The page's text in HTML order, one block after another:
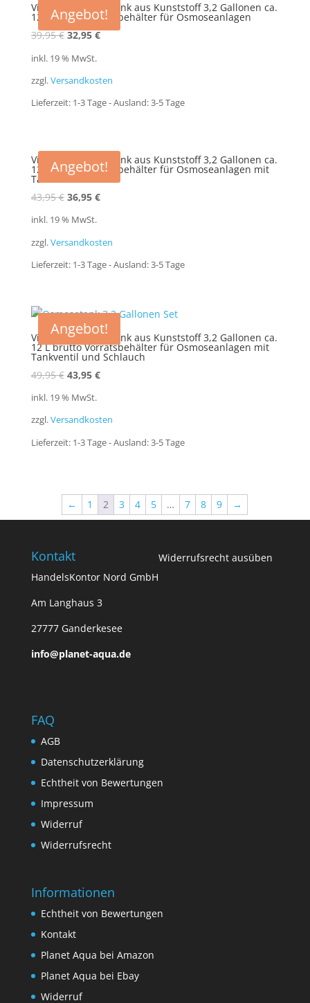
Angebot!
VivaQuell Wassertank aus Kunststoff 3,2 Gallonen ca.
12 L brutto Vorratsbehälter für Osmoseanlagen
39,95€Ursprünglicher
39,95 €
32,95 €Aktueller
32,95 €.
inkl. 19 % MwSt.
zzgl.Versandkosten
Lieferzeit: 1-3 Tage - Ausland: 3-5 Tage
Angebot!
VivaQuell Wassertank aus Kunststoff 3,2 Gallonen ca.
12 L brutto Vorratsbehälter für Osmoseanlagen mit
Tankventil
43,95€ Ursprünglicher
43,95 €
36,95 €Aktueller
36,95 €.
inkl. 19 % MwSt.
zzgl.Versandkosten
Lieferzeit: 1-3 Tage - Ausland: 3-5 Tage
Angebot!
VivaQuell Wassertank aus Kunststoff 3,2 Gallonen ca.
12 L brutto Vorratsbehälter für Osmoseanlagen mit
Tankventil und Schlauch
49,95€ Ursprünglicher
49,95 €
43,95 €Aktueller
43,95 €.
inkl. 19 % MwSt.
zzgl.Versandkosten
Lieferzeit: 1-3 Tage - Ausland: 3-5 Tage
← 1 2 3 4 5 … 7 8 9 →
Kontakt
HandelsKontor Nord GmbH
Am Langhaus 3
27777 Ganderkesee
info@planet-aqua.de
Widerrufsrecht ausüben
FAQ
AGB
Datenschutzerklärung
Echtheit von Bewertungen
Impressum
Widerruf
Widerrufsrecht
Informationen
Echtheit von Bewertungen
Kontakt
Planet Aqua bei Amazon
Planet Aqua bei Ebay
Widerruf